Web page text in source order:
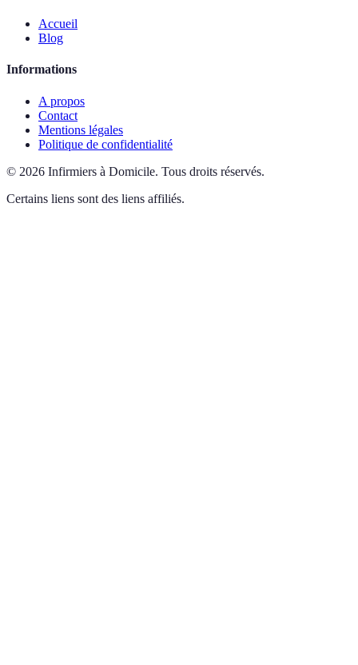
Accueil
Blog
Informations
A propos
Contact
Mentions légales
Politique de confidentialité
© 2026 Infirmiers à Domicile. Tous droits réservés.
Certains liens sont des liens affiliés.